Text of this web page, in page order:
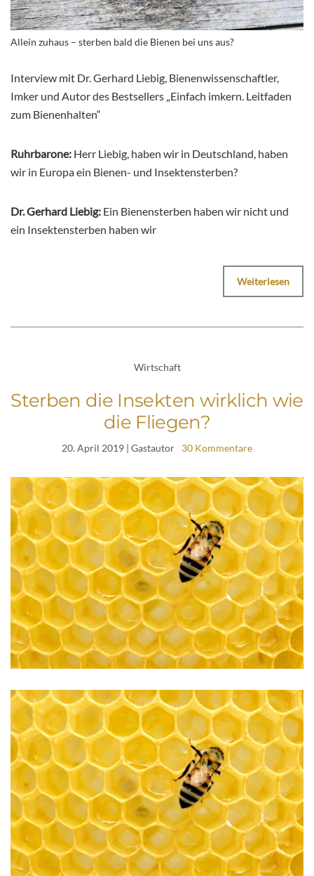
Allein zuhaus – sterben bald die Bienen bei uns aus?
Interview mit Dr. Gerhard Liebig, Bienenwissenschaftler,
Imker und Autor des Bestsellers „Einfach imkern. Leitfaden
zum Bienenhalten“
Ruhrbarone: Herr Liebig, haben wir in Deutschland, haben
wir in Europa ein Bienen- und Insektensterben?
Dr. Gerhard Liebig: Ein Bienensterben haben wir nicht und
ein Insektensterben haben wir
Weiterlesen
Wirtschaft
Sterben die Insekten wirklich wie
die Fliegen?
20. April 2019 | Gastautor 30 Kommentare